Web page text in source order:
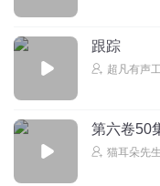
跟踪
超凡有声
第六卷50
猫耳朵先